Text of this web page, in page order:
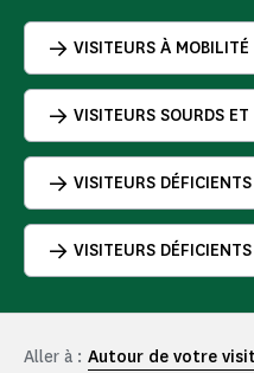
VISITEURS À MOBILITÉ
VISITEURS SOURDS
VISITEURS
VISITEURS
Aller à : Autour de votre